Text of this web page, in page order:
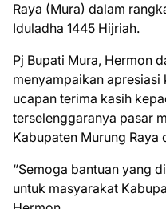
Raya (Mura) dalam
Iduladha 1445 Hijriah.
Pj Bupati Mura, Hermon
menyampaikan
ucapan terima kasih
terselenggaranya pasar
Kabupaten Murung Raya
“Semoga bantuan yang
untuk masyarakat